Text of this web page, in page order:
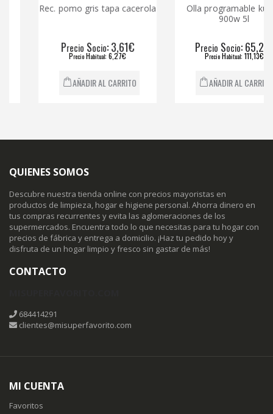
Rec. pomo gris tapa cacerola
recioSocio: 3,61€
Habitual : 6,27€
AÑADIR AL CARRITO
Olla programable kuken
900w 5l
recioSocio: 65,21€
Habitual : 111,13€
AÑADIR AL CARRITO
QUIENES SOMOS
Descubre nuestra tienda online con precios mayoristas en
productos de limpieza, hogar e higiene personal. Ahorra dinero en
tus compras recurrentes y evita las aglomeraciones de los
supermercados. Encuentra todo lo que necesitas para tu hogar con
precios de fábrica y entrega a domicilio. ¡Haz tu pedido hoy y
disfruta de un hogar limpio y fresco sin gastar de más!
CONTACTO
684414291
clientes@misuperfavorito.com
MI CUENTA
Favoritos